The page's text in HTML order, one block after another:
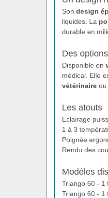
Son design
liquides. La
durable en
Des
Disponible en
médical. Elle
vétérinaire ou
Les atouts
Eclairage
1 à 3
Poignée
Rendu des
Modèles
Triango 60 - 1
Triango 60 - 1